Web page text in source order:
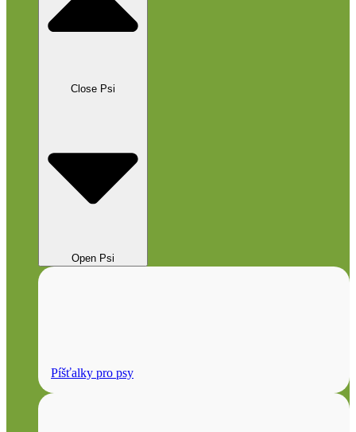
Close Psi
Open Psi
Píšťalky pro psy